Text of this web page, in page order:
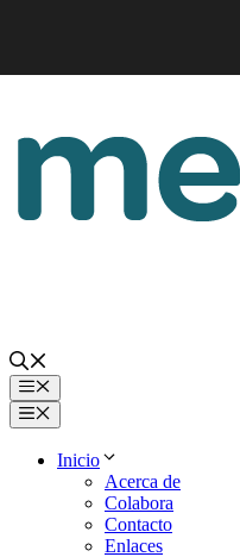
Menú
Menú
Inicio
Acerca de
Colabora
Contacto
Enlaces